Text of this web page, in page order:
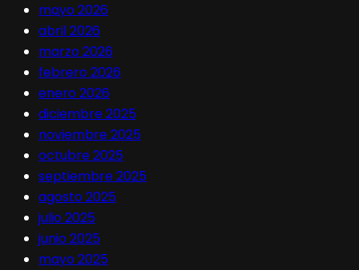
mayo 2026
abril 2026
marzo 2026
febrero 2026
enero 2026
diciembre 2025
noviembre 2025
octubre 2025
septiembre 2025
agosto 2025
julio 2025
junio 2025
mayo 2025